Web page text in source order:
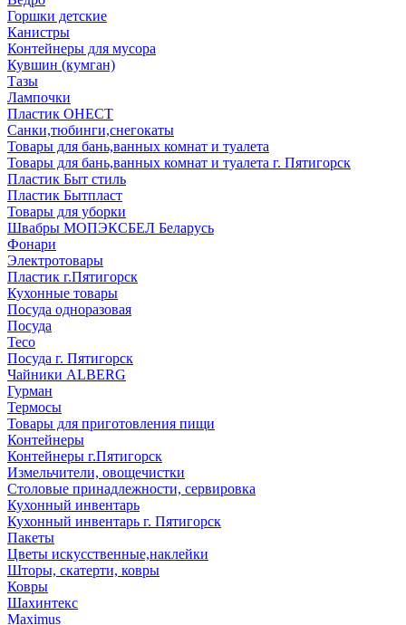
Горшки детские
Канистры
Контейнеры для мусора
Кувшин (кумган)
Тазы
Лампочки
Пластик ОНЕСТ
Санки,тюбинги,снегокаты
Товары для бань,ванных комнат и туалета
Товары для бань,ванных комнат и туалета г. Пятигорск
Пластик Быт стиль
Пластик Бытпласт
Товары для уборки
Швабры МОПЭКСБЕЛ Беларусь
Фонари
Электротовары
Пластик г.Пятигорск
Кухонные товары
Посуда одноразовая
Посуда
Teco
Посуда г. Пятигорск
Чайники ALBERG
Гурман
Термосы
Товары для приготовления пищи
Контейнеры
Контейнеры г.Пятигорск
Измельчители, овощечистки
Столовые принадлежности, сервировка
Кухонный инвентарь
Кухонный инвентарь г. Пятигорск
Пакеты
Цветы искусственные,наклейки
Шторы, скатерти, ковры
Ковры
Шахинтекс
Maximus